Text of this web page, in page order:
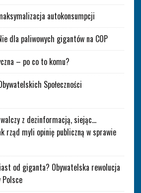
autokonsumpcji
dla paliwowych gigantów na COP
– po co to komu?
Społeczności
z dezinformacją, siejąc…
rząd myli opinię publiczną w sprawie
od giganta? Obywatelska rewolucja